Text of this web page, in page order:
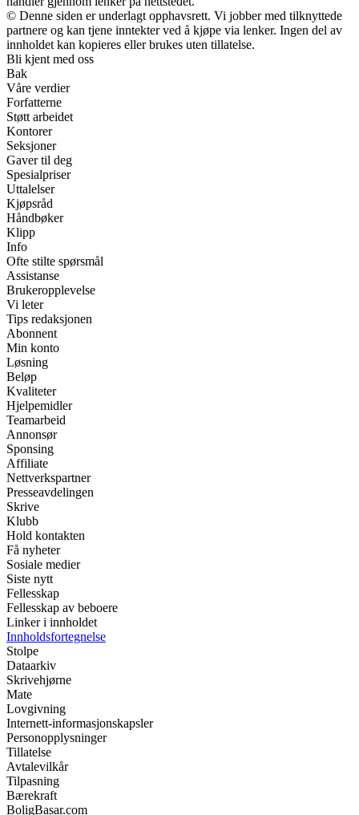
© Denne siden er underlagt opphavsrett. Vi jobber med tilknyttede
partnere og kan tjene inntekter ved å kjøpe via lenker. Ingen del av
innholdet kan kopieres eller brukes uten tillatelse.
Bli kjent med oss
Bak
Våre verdier
Forfatterne
Støtt arbeidet
Kontorer
Seksjoner
Gaver til deg
Spesialpriser
Uttalelser
Kjøpsråd
Håndbøker
Klipp
Info
Ofte stilte spørsmål
Assistanse
Brukeropplevelse
Vi leter
Tips redaksjonen
Abonnent
Min konto
Løsning
Beløp
Kvaliteter
Hjelpemidler
Teamarbeid
Annonsør
Sponsing
Affiliate
Nettverkspartner
Presseavdelingen
Skrive
Klubb
Hold kontakten
Få nyheter
Sosiale medier
Siste nytt
Fellesskap
Fellesskap av beboere
Linker i innholdet
Innholdsfortegnelse
Stolpe
Dataarkiv
Skrivehjørne
Mate
Lovgivning
Internett-informasjonskapsler
Personopplysninger
Tillatelse
Avtalevilkår
Tilpasning
Bærekraft
BoligBasar.com